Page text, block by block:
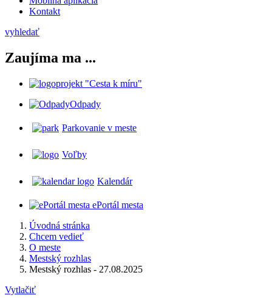
Kontakt
vyhledať
Zaujíma ma ...
projekt "Cesta k míru"
Odpady
Parkovanie v meste
Voľby
Kalendár
ePortál mesta
Úvodná stránka
Chcem vedieť
O meste
Mestský rozhlas
Mestský rozhlas - 27.08.2025
Vytlačiť